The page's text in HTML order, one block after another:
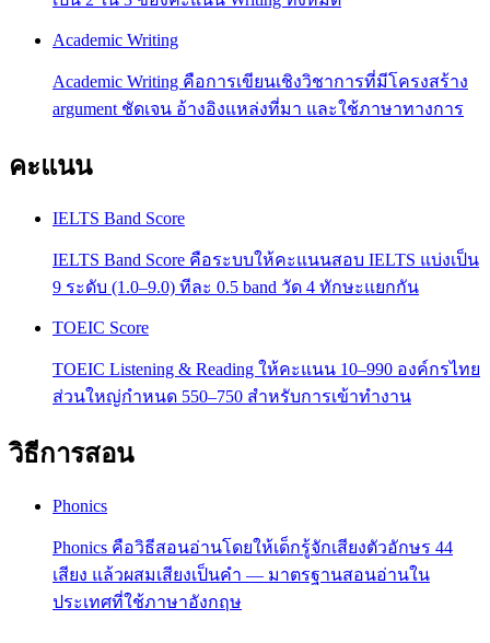
Academic Writing
Academic Writing คือการเขียนเชิงวิชาการที่มีโครงสร้าง
argument ชัดเจน อ้างอิงแหล่งที่มา และใช้ภาษาทางการ
คะแนน
IELTS Band Score
IELTS Band Score คือระบบให้คะแนนสอบ IELTS แบ่งเป็น
9 ระดับ (1.0–9.0) ทีละ 0.5 band วัด 4 ทักษะแยกกัน
TOEIC Score
TOEIC Listening & Reading ให้คะแนน 10–990 องค์กรไทย
ส่วนใหญ่กำหนด 550–750 สำหรับการเข้าทำงาน
วิธีการสอน
Phonics
Phonics คือวิธีสอนอ่านโดยให้เด็กรู้จักเสียงตัวอักษร 44
เสียง แล้วผสมเสียงเป็นคำ — มาตรฐานสอนอ่านใน
ประเทศที่ใช้ภาษาอังกฤษ